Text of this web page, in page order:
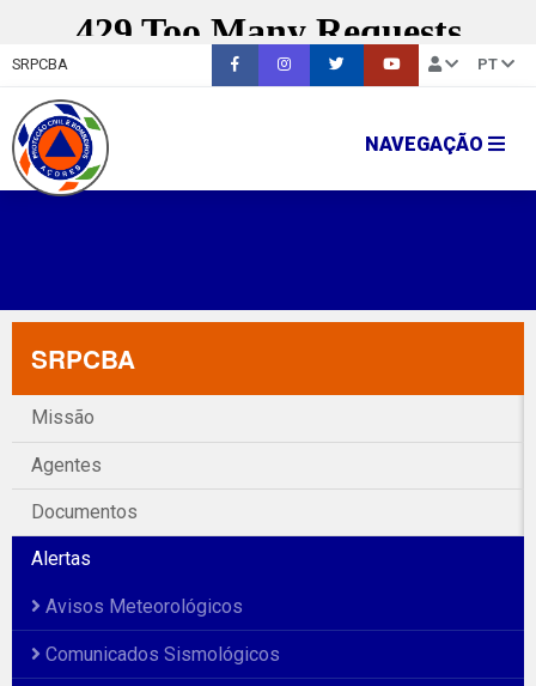
SRPCBA PT
NAVEGAÇÃO
SRPCBA
Missão
Agentes
Documentos
Alertas
Avisos Meteorológicos
Comunicados Sismológicos